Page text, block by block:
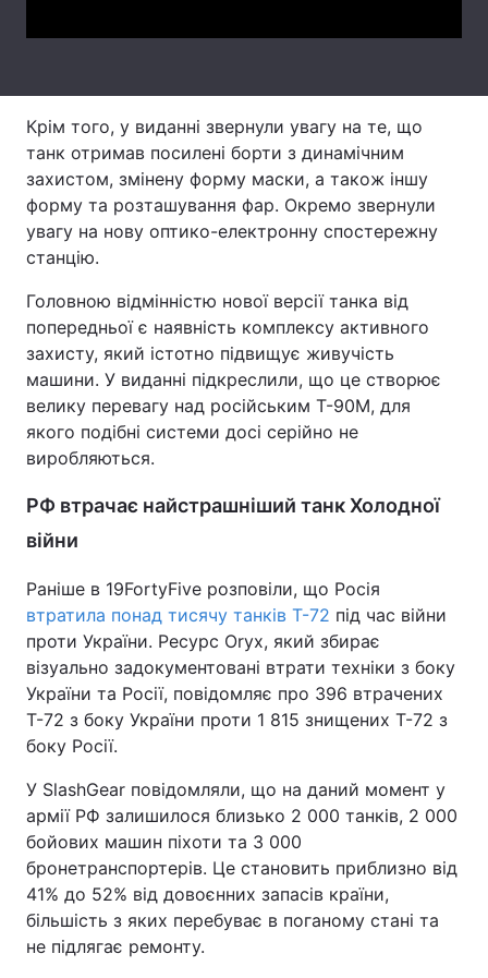
Тема оформлення
Крім того, у виданні звернули увагу на те, що
танк отримав посилені борти з динамічним
захистом, змінену форму маски, а також іншу
форму та розташування фар. Окремо звернули
увагу на нову оптико-електронну спостережну
станцію.
Головною відмінністю нової версії танка від
попередньої є наявність комплексу активного
захисту, який істотно підвищує живучість
машини. У виданні підкреслили, що це створює
велику перевагу над російським Т-90М, для
якого подібні системи досі серійно не
виробляються.
РФ втрачає найстрашніший танк Холодної
війни
Раніше в 19FortyFive розповіли, що Росія
втратила понад тисячу танків Т-72 під час війни
проти України. Ресурс Oryx, який збирає
візуально задокументовані втрати техніки з боку
України та Росії, повідомляє про 396 втрачених
Т-72 з боку України проти 1 815 знищених Т-72 з
боку Росії.
У SlashGear повідомляли, що на даний момент у
армії РФ залишилося близько 2 000 танків, 2 000
бойових машин піхоти та 3 000
бронетранспортерів. Це становить приблизно від
41% до 52% від довоєнних запасів країни,
більшість з яких перебуває в поганому стані та
не підлягає ремонту.